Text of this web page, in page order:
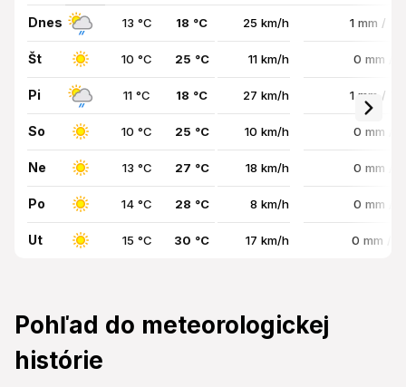
Dnes 13 °C 18 °C 25 km/h 1 mm /
Št 10 °C 25 °C 11 km/h 0 mm /
Pi 11 °C 18 °C 27 km/h 1 mm /
So 10 °C 25 °C 10 km/h 0 mm /
Ne 13 °C 27 °C 18 km/h 0 mm /
Po 14 °C 28 °C 8 km/h 0 mm /
Ut 15 °C 30 °C 17 km/h 0 mm /
Pohľad do meteorologickej
histórie